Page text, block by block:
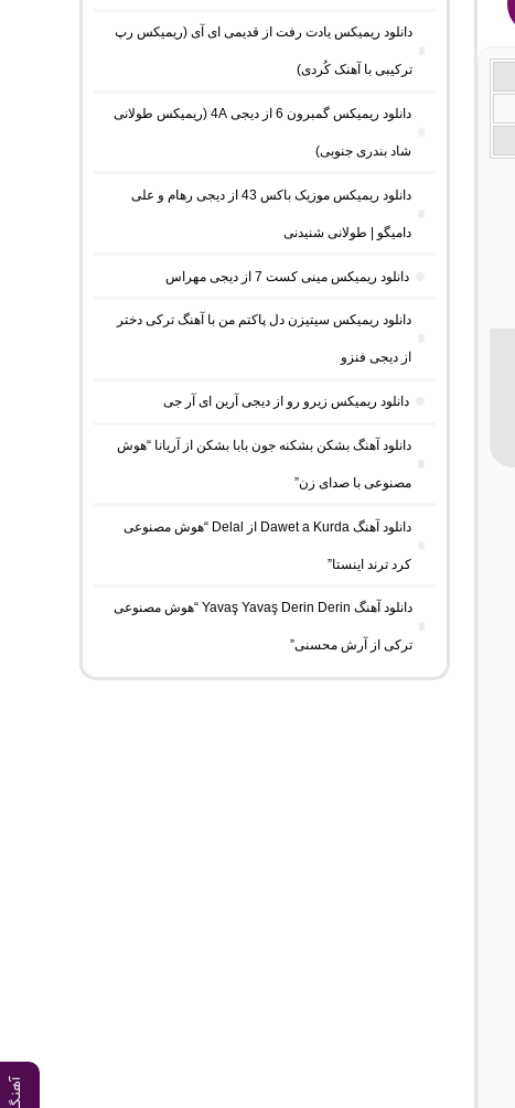
دانلود ریمیکس یادت رفت از قدیمی ای آی (ریمیکس رپ
ترکیبی با آهنک کُردی)
دانلود ریمیکس گمبرون 6 از دیجی 4A (ریمیکس طولانی
شاد بندری جنوبی)
دانلود ریمیکس موزیک باکس 43 از دیجی رهام و علی
دامیگو | طولانی شنیدنی
دانلود ریمیکس مینی کست 7 از دیجی مهراس
دانلود ریمیکس سیتیزن دل پاکتم من با آهنگ ترکی دختر
از دیجی فنزو
دانلود ریمیکس زیرو رو از دیجی آرین ای آر جی
دانلود آهنگ بشکن بشکنه جون بابا بشکن از آریانا “هوش
مصنوعی با صدای زن”
دانلود آهنگ Dawet a Kurda از Delal “هوش مصنوعی
کرد ترند اینستا”
دانلود آهنگ Yavaş Yavaş Derin Derin “هوش مصنوعی
ترکی از آرش محسنی”